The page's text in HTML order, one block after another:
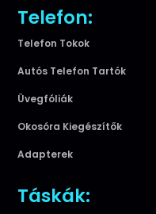
Telefon:
Telefon Tokok
Autós Telefon Tartók
Üvegfóliák
Okosóra Kiegészítők
Adapterek
Táskák: